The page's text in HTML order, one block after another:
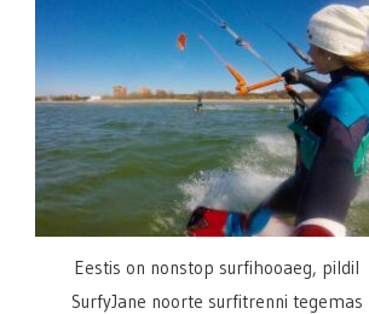
Eestis on nonstop surfihooaeg, pildil
SurfyJane noorte surfitrenni tegemas